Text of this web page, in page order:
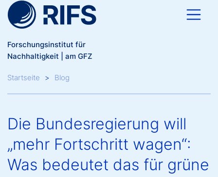
Direkt zum Inhalt
Forschungsinstitut für
Nachhaltigkeit | am GFZ
Breadcrumb
Startseite Blog
Die Bundesregierung will
„mehr Fortschritt wagen“:
Was bedeutet das für grüne